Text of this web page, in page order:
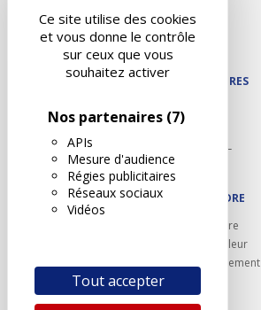
Ce site utilise des cookies
et vous donne le contrôle
sur ceux que vous
souhaitez activer
Nos partenaires (7)
APIs
Mesure d'audience
Régies publicitaires
Réseaux sociaux
Vidéos
Tout accepter
Contact
NOS PARTENAIRES
Autodidact
Karoil
Autovision PL
Motovision
NOUS REJOINDRE
Ouvrir un centre
Devenez contrôleur
Carrières et recrutement